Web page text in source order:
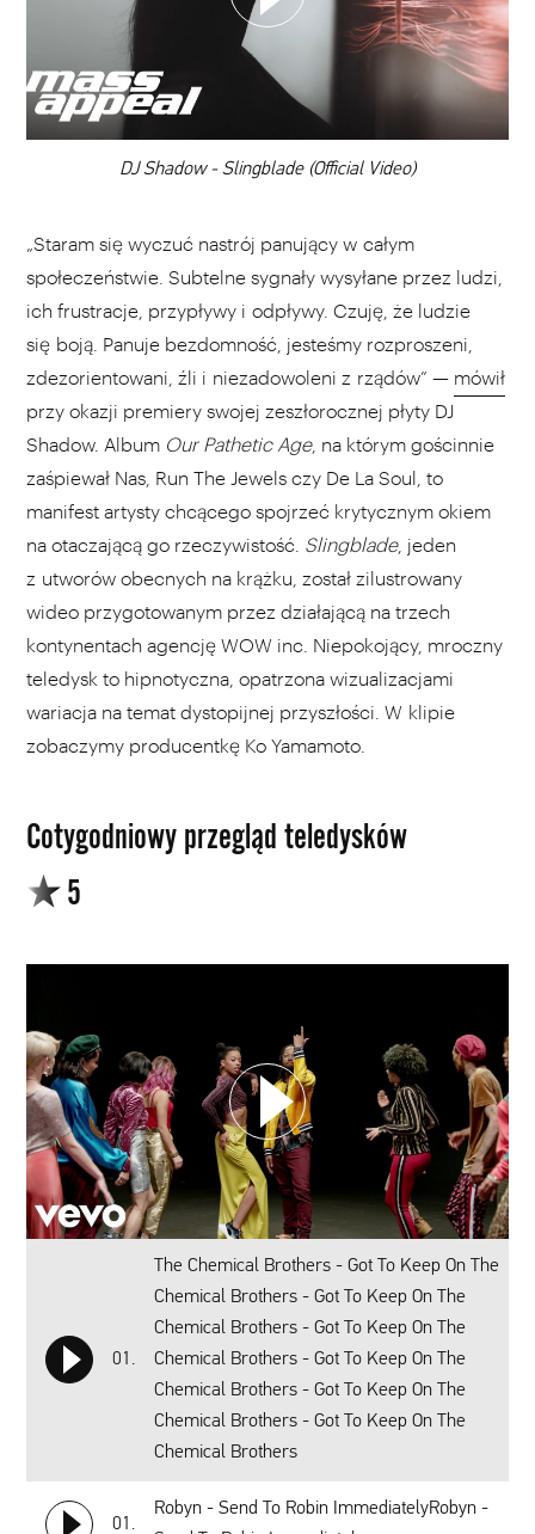
00:00
DJ Shadow - Slingblade (Official Video)
DODAJ TEN FILM DO PLAYLISTY
„Staram się wyczuć nastrój panujący w całym
społeczeństwie. Subtelne sygnały wysyłane przez ludzi,
ich frustracje, przypływy i odpływy. Czuję, że ludzie
się boją. Panuje bezdomność, jesteśmy rozproszeni,
zdezorientowani, źli i niezadowoleni z rządów” — mówił
przy okazji premiery swojej zeszłorocznej płyty DJ
Shadow. Album Our Pathetic Age, na którym gościnnie
zaśpiewał Nas, Run The Jewels czy De La Soul, to
manifest artysty chcącego spojrzeć krytycznym okiem
na otaczającą go rzeczywistość. Slingblade, jeden
z utworów obecnych na krążku, został zilustrowany
wideo przygotowanym przez działającą na trzech
kontynentach agencję WOW inc. Niepokojący, mroczny
teledysk to hipnotyczna, opatrzona wizualizacjami
wariacja na temat dystopijnej przyszłości. W klipie
zobaczymy producentkę Ko Yamamoto.
Cotygodniowy przegląd teledysków
5
01.
The Chemical Brothers - Got To Keep On The
Chemical Brothers - Got To Keep On The
Chemical Brothers - Got To Keep On The
Chemical Brothers - Got To Keep On The
Chemical Brothers - Got To Keep On The
Chemical Brothers - Got To Keep On The
Chemical Brothers
01.
Robyn - Send To Robin ImmediatelyRobyn -
WYBIERZ SWOJĄ PLAYLISTĘ
DODAJ TEN FILM DO PLAYLISTY